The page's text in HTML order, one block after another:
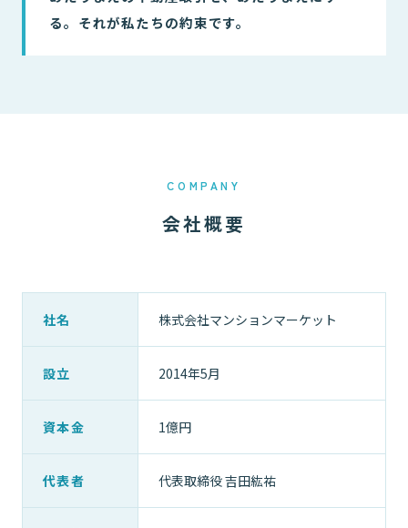
る。それが私たちの約束です。
COMPANY
会社概要
社名 株式会社マンションマーケット
設立 2014年5月
資本金 1億円
代表者 代表取締役 吉田紘祐